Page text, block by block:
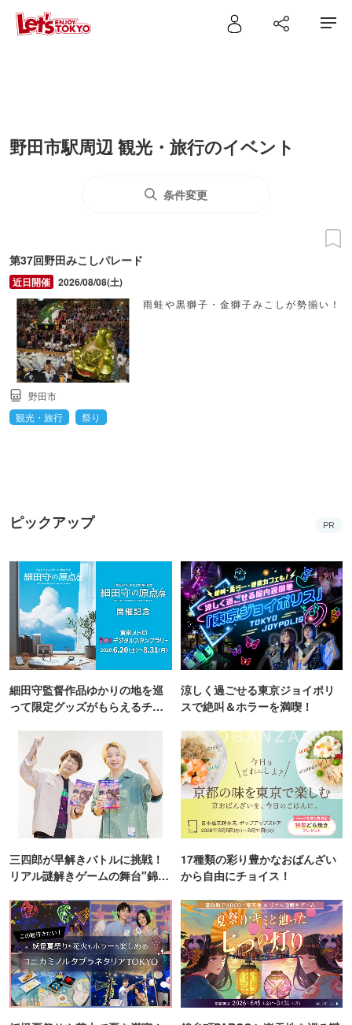
野田市駅周辺 観光・旅行のイベント
条件変更
第37回野田みこしパレード
2026/08/08(土)
雨蛙や黒獅子・金獅子みこしが勢揃い！
野田市
観光・旅行
祭り
ピックアップ PR
細田守監督作品ゆかりの地を巡
って限定グッズがもらえるチャ
涼しく過ごせる東京ジョイポリ
スで絶叫＆ホラーを満喫！
三四郎が早解きバトルに挑戦！
リアル謎解きゲームの舞台"錦糸
17種類の彩り豊かなおばんざい
から自由にチョイス！